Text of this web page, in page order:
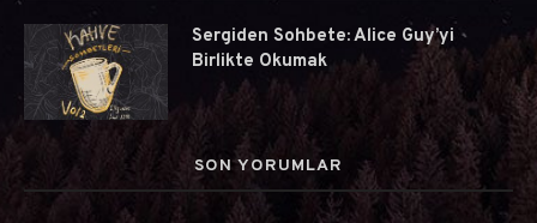
Sergiden Sohbete: Alice Guy’yi
Birlikte Okumak
SON YORUMLAR